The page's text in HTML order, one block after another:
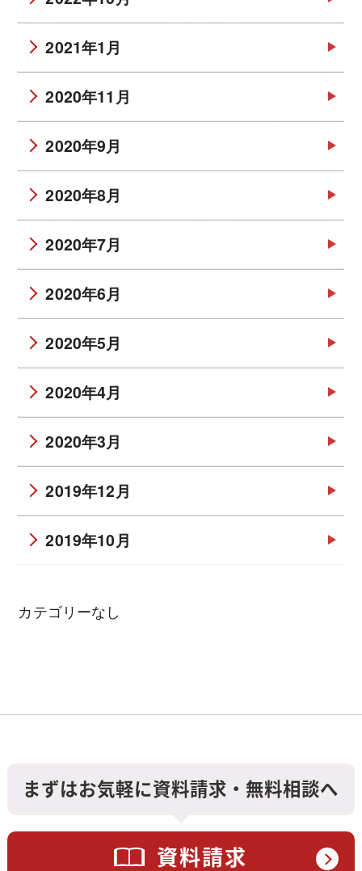
2021年1月
2020年11月
2020年9月
2020年8月
2020年7月
2020年6月
2020年5月
2020年4月
2020年3月
2019年12月
2019年10月
カテゴリーなし
まずはお気軽に資料請求・無料相談へ
資料請求